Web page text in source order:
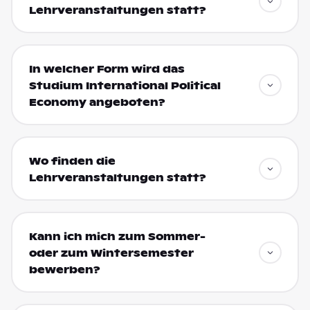
Lehrveranstaltungen statt?
In welcher Form wird das
Studium International Political
Economy angeboten?
Wo finden die
Lehrveranstaltungen statt?
Kann ich mich zum Sommer-
oder zum Wintersemester
bewerben?